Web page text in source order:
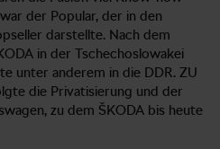
der Popular, der in den
darstellte. Nach dem
in der Tschechoslowakei
unter anderem in die DDR. ZU
die Privatisierung und der
zu dem ŠKODA bis heute